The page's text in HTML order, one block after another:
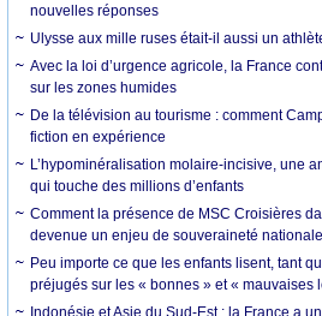
nouvelles réponses
Ulysse aux mille ruses était-il aussi un
Avec la loi d’urgence agricole, la France
sur les zones humides
De la télévision au tourisme : comment
fiction en expérience
L’hypominéralisation molaire-incisive, une
qui touche des millions d’enfants
Comment la présence de MSC Croisières
devenue un enjeu de souveraineté nationale
Peu importe ce que les enfants lisent, tant
préjugés sur les « bonnes » et « mauvaises
Indonésie et Asie du Sud-Est : la France a